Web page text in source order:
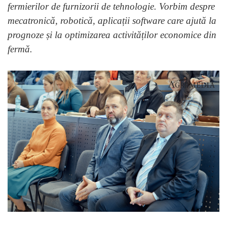
fermierilor de furnizorii de tehnologie. Vorbim despre
mecatronică, robotică, aplicații software care ajută la
prognoze și la optimizarea activităților economice din
fermă.